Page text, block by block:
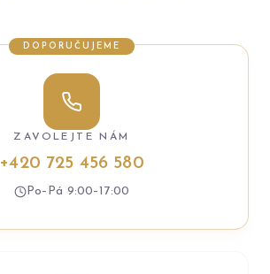
DOPORUČUJEME
ZAVOLEJTE NÁM
+420 725 456 580
Po–Pá 9:00–17:00